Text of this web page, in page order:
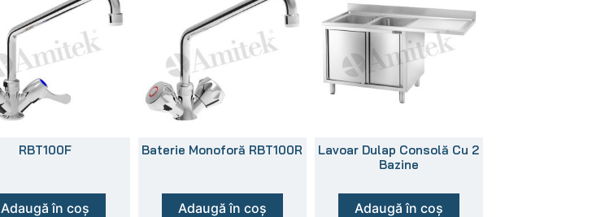
RBT100F
Adaugă în coș
Baterie Monoforă RBT100R
Adaugă în coș
Lavoar Dulap Consolă Cu 2
Bazine
Adaugă în coș